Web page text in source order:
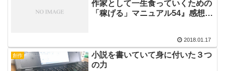
作家として一生食っていくための
「稼げる」マニュアル54』感想。
2018.01.17
創作
小説を書いていて身に付いた３つ
の力